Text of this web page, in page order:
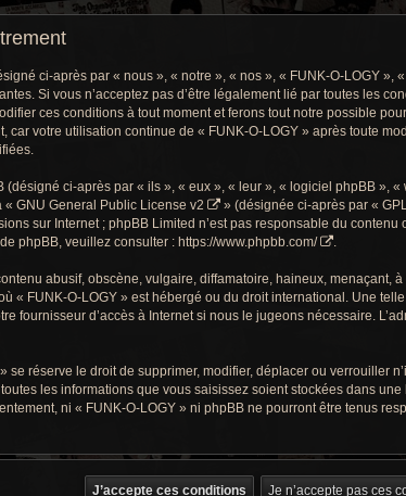
ci-après par « nous », « notre », « nos », « FUNK-O-LOGY »,
Si vous n’acceptez pas d’être légalement lié par toutes les
ces conditions à tout moment et ferons tout notre possible
car votre utilisation continue de « FUNK-O-LOGY » après toute
(désigné ci-après par « ils », « eux », « leur », « logiciel phpBB »,
« GNU General Public License v2 » (désignée ci-après par «
sur Internet ; phpBB Limited n’est pas responsable du
phpBB, veuillez consulter : https://www.phpbb.com/ .
abusif, obscène, vulgaire, diffamatoire, haineux, menaçant,
« FUNK-O-LOGY » est hébergé ou du droit international. Une
fournisseur d’accès à Internet si nous le jugeons nécessaire.
se réserve le droit de supprimer, modifier, déplacer ou verrouiller
les informations que vous saisissez soient stockées dans
ni « FUNK-O-LOGY » ni phpBB ne pourront être tenus